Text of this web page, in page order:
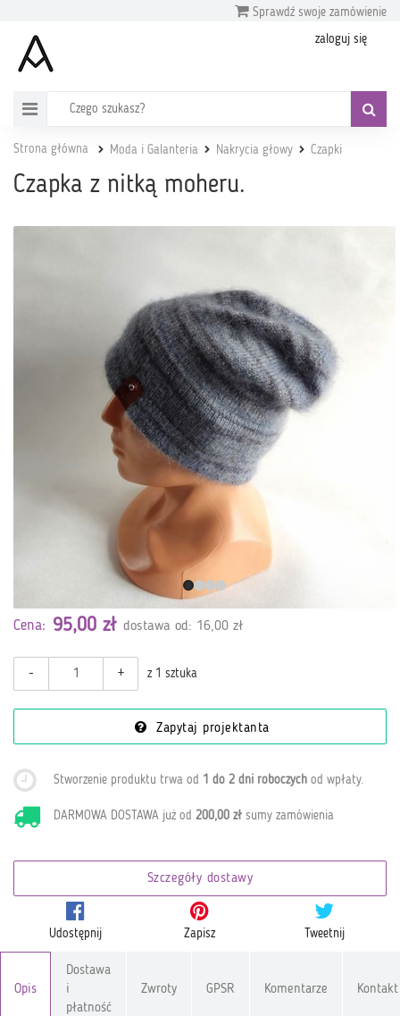
Sprawdź swoje zamówienie
zaloguj się
Strona główna Moda i Galanteria Nakrycia głowy Czapki
Czapka z nitką moheru.
Cena: 95,00 zł dostawa od: 16,00 zł
- + z 1 sztuka
Zapytaj projektanta
Stworzenie produktu trwa od 1 do 2 dni roboczych od wpłaty.
DARMOWA DOSTAWA już od200,00 zł sumy zamówienia
Szczegóły dostawy
Udostępnij Zapisz Tweetnij
Opis
Dostawa
i
płatność
Zwroty GPSR Komentarze Kontakt